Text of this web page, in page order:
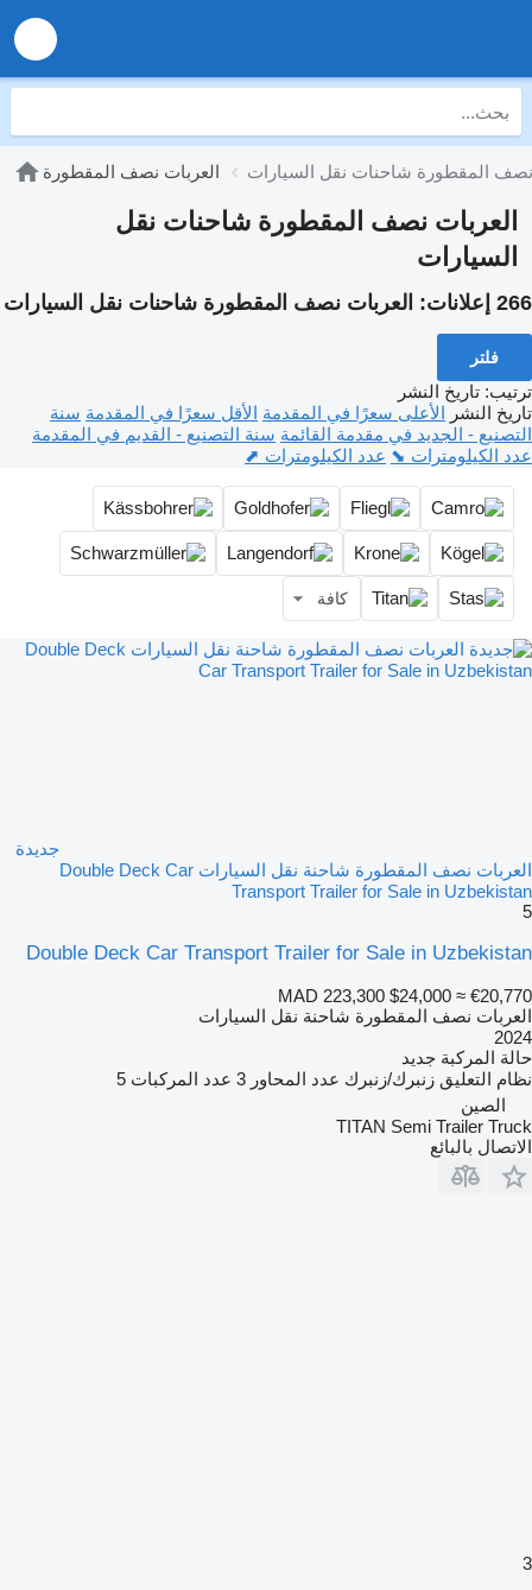
العربات نصف المقطورة نصف المقطورة شاحنات نقل السيارات
العربات نصف المقطورة شاحنات نقل
السيارات
266 إعلانات: العربات نصف المقطورة شاحنات نقل السيارات
فلتر
ترتيب: تاريخ النشر
تاريخ النشر الأعلى سعرًا في المقدمة الأقل سعرًا في المقدمة سنة
التصنيع - الجديد في مقدمة القائمة سنة التصنيع - القديم في المقدمة
عدد الكيلومترات ⬊ عدد الكيلومترات ⬈
كافة
جديدة
العربات نصف المقطورة شاحنة نقل السيارات Double Deck Car
Transport Trailer for Sale in Uzbekistan
5
Double Deck Car Transport Trailer for Sale in Uzbekistan
MAD 223,300 $24,000 ≈ €20,770
العربات نصف المقطورة شاحنة نقل السيارات
2024
حالة المركبة جديد
نظام التعليق زنبرك/زنبرك عدد المحاور 3 عدد المركبات 5
الصين
TITAN Semi Trailer Truck
الاتصال بالبائع
3